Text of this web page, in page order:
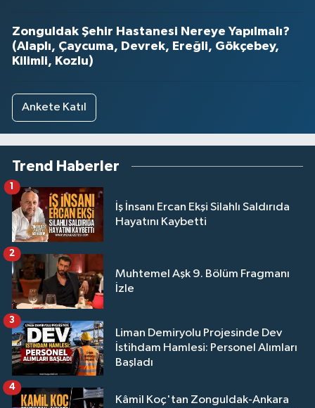
Zonguldak Şehir Hastanesi Nereye Yapılmalı?
(Alaplı, Çaycuma, Devrek, Ereğli, Gökçebey,
Kilimli, Kozlu)
Ankete Katıl
Trend Haberler
İş İnsanı Ercan Ekşi Silahlı Saldırıda
Hayatını Kaybetti
1
Muhtemel Aşk 9. Bölüm Fragmanı
İzle
2
Liman Demiryolu Projesinde Dev
İstihdam Hamlesi: Personel Alımları
Başladı
3
Kâmil Koç'tan Zonguldak-Ankara
4